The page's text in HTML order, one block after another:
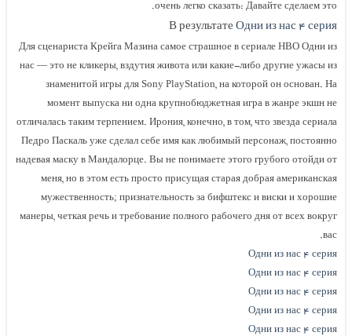
очень легко сказать: Давайте сделаем это.
В результатеОдни из нас ۴ серия
Для сценариста Крейга Мазина самое страшное в сериале HBO Одни из
нас — это не кликеры, вздутия живота или какие-либо другие ужасы из
знаменитой игры для Sony PlayStation, на которой он основан. На
момент выпуска ни одна крупнобюджетная игра в жанре экшн не
отличалась таким терпением. Ирония, конечно, в том, что звезда сериала
Педро Паскаль уже сделал себе имя как любимый персонаж, постоянно
надевая маску в Мандалорце. Вы не понимаете этого грубого отойди от
меня, но в этом есть просто присущая старая добрая американская
мужественность; признательность за бифштекс и виски и хорошие
манеры, четкая речь и требование полного рабочего дня от всех вокруг
вас.
Одни из нас ۴ серия
Одни из нас ۴ серия
Одни из нас ۴ серия
Одни из нас ۴ серия
Одни из нас ۴ серия